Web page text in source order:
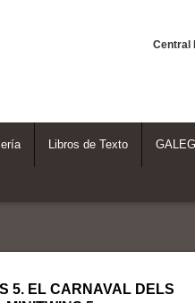
Central
Libros de Texto
5. EL CARNAVAL DELS